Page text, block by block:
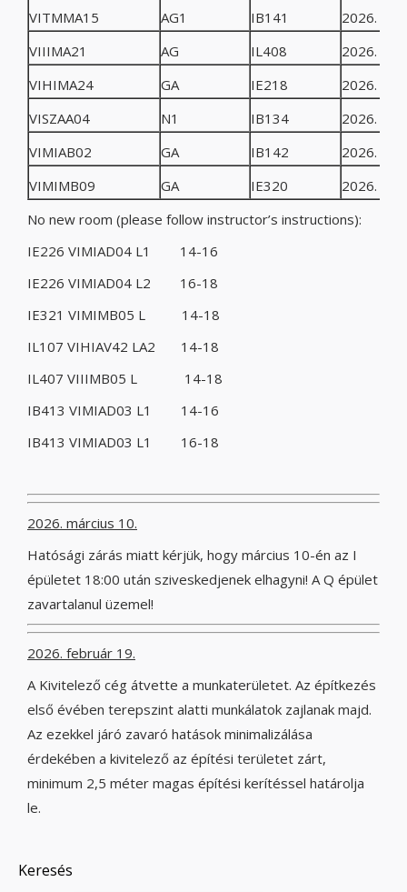
VITMMA15
AG1 IB141
2026. 03.
VIIIMA21
AG IL408
2026. 03.
VIHIMA24
GA IE218
2026. 03.
VISZAA04
N1 IB134
2026. 03.
VIMIAB02
GA IB142
2026. 03.
VIMIMB09
GA IE320
2026. 03.
No new room (please follow instructor’s instructions):
IE226 VIMIAD04 L1 14-16
IE226 VIMIAD04 L2 16-18
IE321 VIMIMB05 L 14-18
IL107 VIHIAV42 LA2 14-18
IL407 VIIIMB05 L 14-18
IB413 VIMIAD03 L1 14-16
IB413 VIMIAD03 L1 16-18
2026. március 10.
Hatósági zárás miatt kérjük, hogy március 10-én az I
épületet 18:00 után sziveskedjenek elhagyni! A Q épület
zavartalanul üzemel!
2026. február 19.
A Kivitelező cég átvette a munkaterületet. Az építkezés
első évében terepszint alatti munkálatok zajlanak majd.
Az ezekkel járó zavaró hatások minimalizálása
érdekében a kivitelező az építési területet zárt,
minimum 2,5 méter magas építési kerítéssel határolja
le.
Keresés